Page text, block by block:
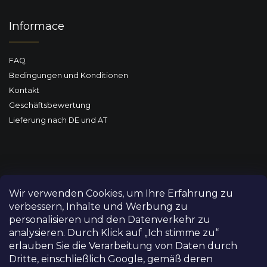
Wir verwenden Cookies, um Ihre Erfahrung zu
verbessern, Inhalte und Werbung zu
personalisieren und den Datenverkehr zu
analysieren. Durch Klick auf „Ich stimme zu“
erlauben Sie die Verarbeitung von Daten durch
Dritte, einschließlich Google, gemäß deren
Informace
FAQ
Bedingungen und Konditionen
Kontakt
Geschäftsbewertung
Lieferung nach DE und AT